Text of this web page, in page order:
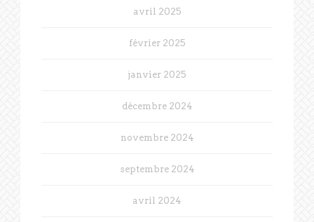
avril 2025
février 2025
janvier 2025
décembre 2024
novembre 2024
septembre 2024
avril 2024